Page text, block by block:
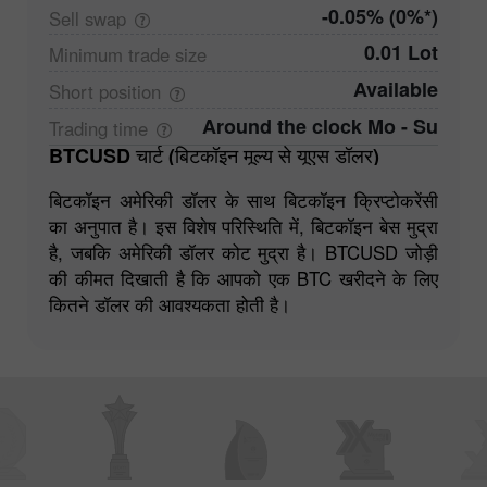
Sell swap -0.05% (0%*)
Minimum trade size 0.01 Lot
Short position Available
Trading time
Around the clock Mo - Su
BTCUSD चार्ट (बिटकॉइन मूल्य से यूएस डॉलर)
बिटकॉइन अमेरिकी डॉलर के साथ बिटकॉइन क्रिप्टोकरेंसी
का अनुपात है। इस विशेष परिस्थिति में, बिटकॉइन बेस मुद्रा
है, जबकि अमेरिकी डॉलर कोट मुद्रा है। BTCUSD जोड़ी
की कीमत दिखाती है कि आपको एक BTC खरीदने के लिए
कितने डॉलर की आवश्यकता होती है।